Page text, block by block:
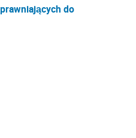
do